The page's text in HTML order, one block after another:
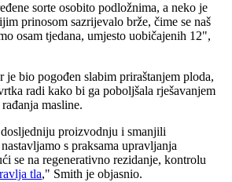
sorte osobito podložnima, a neko je
prinosom sazrijevalo brže, čime se naš
osam tjedana, umjesto uobičajenih 12",
bio pogođen slabim priraštanjem ploda,
radi kako bi ga poboljšala rješavanjem
masline.
proizvodnju i smanjili
s praksama upravljanja
se na regenerativno rezidanje, kontrolu
tla," Smith je objasnio.